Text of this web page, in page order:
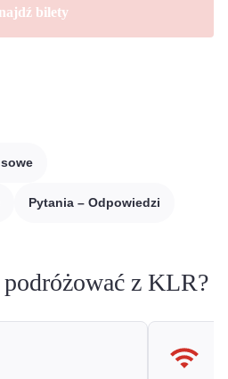
bilety
Pytania – Odpowiedzi
z KLR?